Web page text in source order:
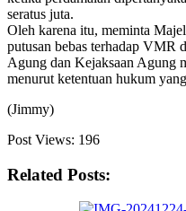
seratus juta.
Oleh karena itu, meminta
putusan bebas terhadap VMR
Agung dan Kejaksaan Agung
menurut ketentuan hukum
(Jimmy)
Post Views: 196
Related Posts: